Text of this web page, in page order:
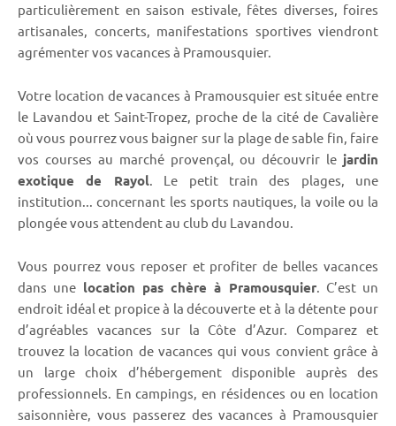
particulièrement en saison estivale, fêtes diverses, foires
artisanales, concerts, manifestations sportives viendront
agrémenter vos vacances à Pramousquier.
Votre location de vacances à Pramousquier est située entre
le Lavandou et Saint-Tropez, proche de la cité de Cavalière
où vous pourrez vous baigner sur la plage de sable fin, faire
vos courses au marché provençal, ou découvrir le jardin
exotique de Rayol. Le petit train des plages, une
institution... concernant les sports nautiques, la voile ou la
plongée vous attendent au club du Lavandou.
Vous pourrez vous reposer et profiter de belles vacances
dans une location pas chère à Pramousquier. C’est un
endroit idéal et propice à la découverte et à la détente pour
d’agréables vacances sur la Côte d’Azur. Comparez et
trouvez la location de vacances qui vous convient grâce à
un large choix d’hébergement disponible auprès des
professionnels. En campings, en résidences ou en location
saisonnière, vous passerez des vacances à Pramousquier